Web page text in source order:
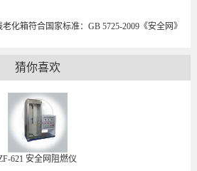
化箱符合国家标准：GB 5725-2009《安全网》
猜你喜欢
621 安全网阻燃仪